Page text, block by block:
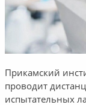
Прикамский
проводит
испытательных